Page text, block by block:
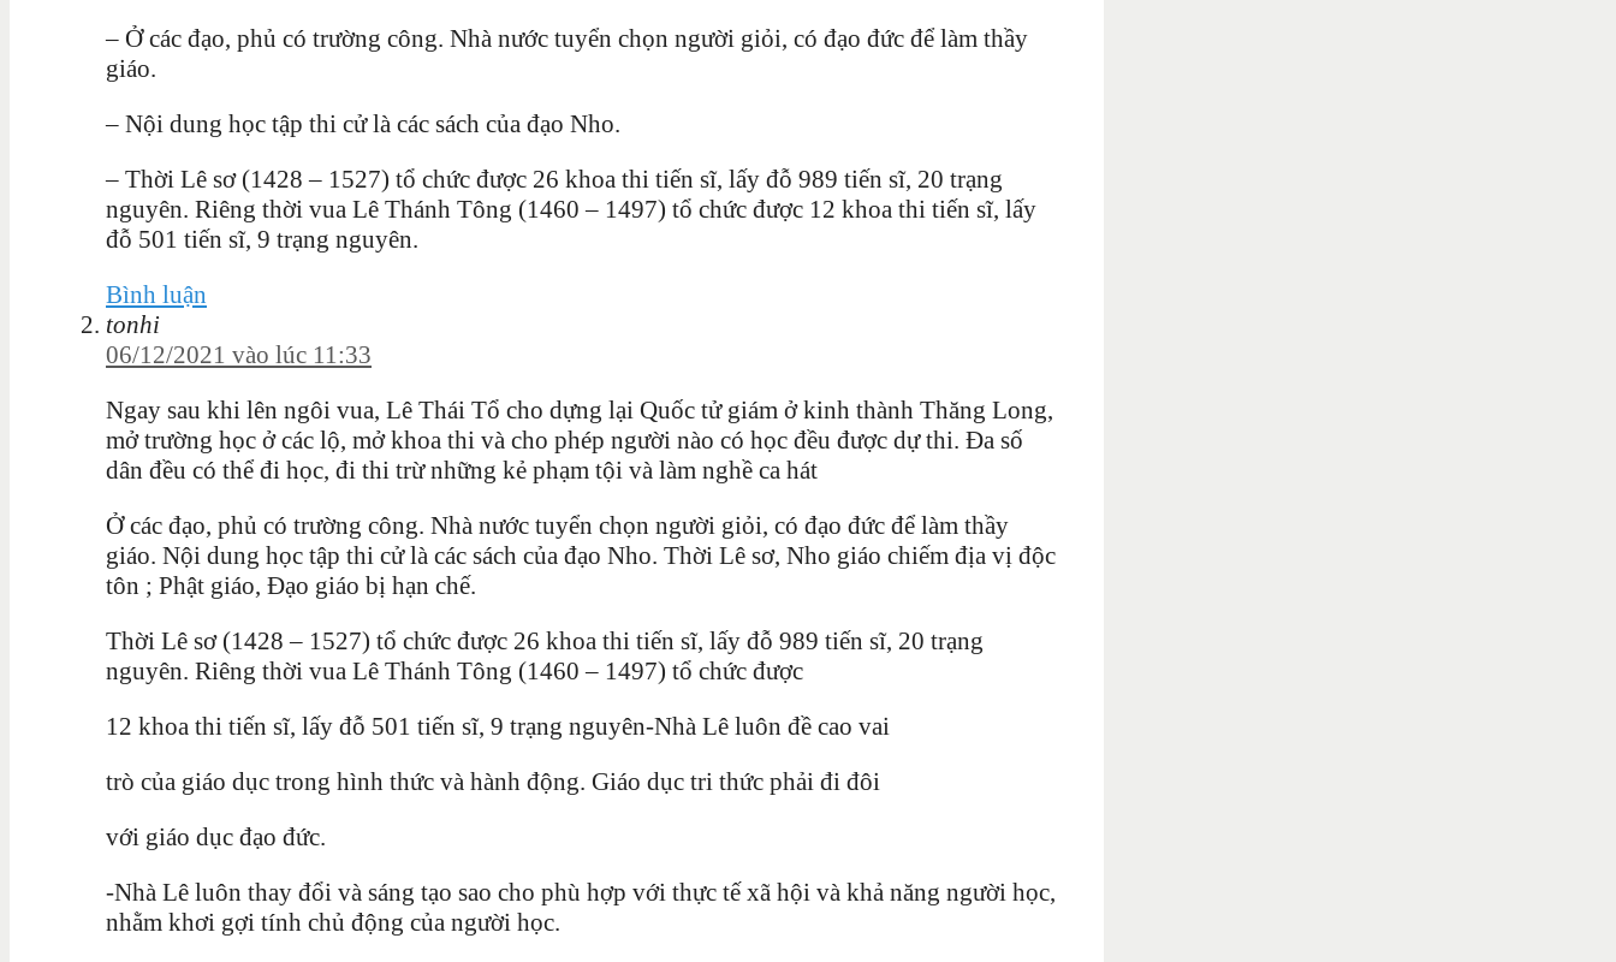
– Ở các đạo, phủ có trường công. Nhà nước tuyển chọn người giỏi, có đạo đức để làm thầy
giáo.
– Nội dung học tập thi cử là các sách của đạo Nho.
– Thời Lê sơ (1428 – 1527) tổ chức được 26 khoa thi tiến sĩ, lấy đỗ 989 tiến sĩ, 20 trạng
nguyên. Riêng thời vua Lê Thánh Tông (1460 – 1497) tổ chức được 12 khoa thi tiến sĩ, lấy
đỗ 501 tiến sĩ, 9 trạng nguyên.
Bình luận
tonhi
06/12/2021 vào lúc 11:33
Ngay sau khi lên ngôi vua, Lê Thái Tổ cho dựng lại Quốc tử giám ở kinh thành Thăng Long,
mở trường học ở các lộ, mở khoa thi và cho phép người nào có học đều được dự thi. Đa số
dân đều có thể đi học, đi thi trừ những kẻ phạm tội và làm nghề ca hát
Ở các đạo, phủ có trường công. Nhà nước tuyển chọn người giỏi, có đạo đức để làm thầy
giáo. Nội dung học tập thi cử là các sách của đạo Nho. Thời Lê sơ, Nho giáo chiếm địa vị độc
tôn ; Phật giáo, Đạo giáo bị hạn chế.
Thời Lê sơ (1428 – 1527) tổ chức được 26 khoa thi tiến sĩ, lấy đỗ 989 tiến sĩ, 20 trạng
nguyên. Riêng thời vua Lê Thánh Tông (1460 – 1497) tổ chức được
12 khoa thi tiến sĩ, lấy đỗ 501 tiến sĩ, 9 trạng nguyên-Nhà Lê luôn đề cao vai
trò của giáo dục trong hình thức và hành động. Giáo dục tri thức phải đi đôi
với giáo dục đạo đức.
-Nhà Lê luôn thay đổi và sáng tạo sao cho phù hợp với thực tế xã hội và khả năng người học,
nhằm khơi gợi tính chủ động của người học.